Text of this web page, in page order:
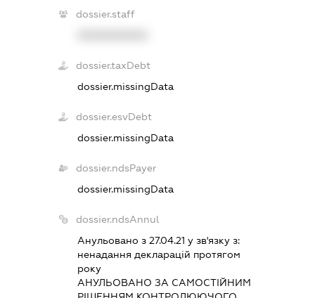
dossier.staff
dossier.taxDebt
dossier.missingData
dossier.esvDebt
dossier.missingData
dossier.ndsPayer
dossier.missingData
dossier.ndsAnnul
Анульовано з 27.04.21 у зв'язку з:
ненадання декларацiй протягом
року
АНУЛЬОВАНО ЗА САМОСТIЙНИМ